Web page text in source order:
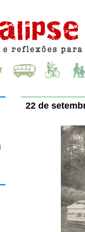
22 de